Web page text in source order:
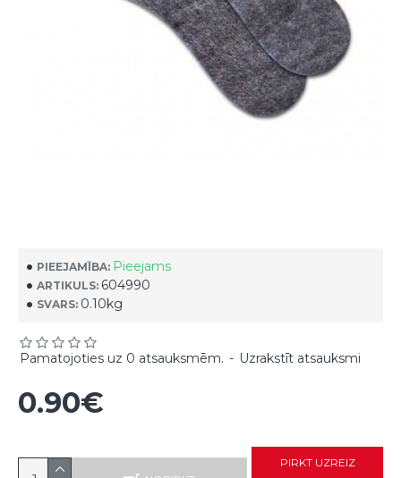
PIEEJAMĪBA: Pieejams
ARTIKULS: 604990
SVARS: 0.10kg
Pamatojoties uz 0 atsauksmēm. - Uzrakstīt atsauksmi
0.90€
PIRKT UZREIZ